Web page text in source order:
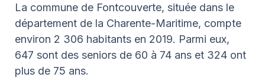
La commune de Fontcouverte, située dans le
département de la Charente-Maritime, compte
environ 2 306 habitants en 2019. Parmi eux,
647 sont des seniors de 60 à 74 ans et 324 ont
plus de 75 ans.